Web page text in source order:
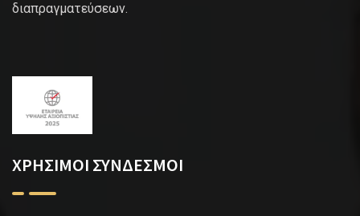
διαπραγματεύσεων.
ΧΡΗΣΙΜΟΙ ΣΥΝΔΕΣΜΟΙ